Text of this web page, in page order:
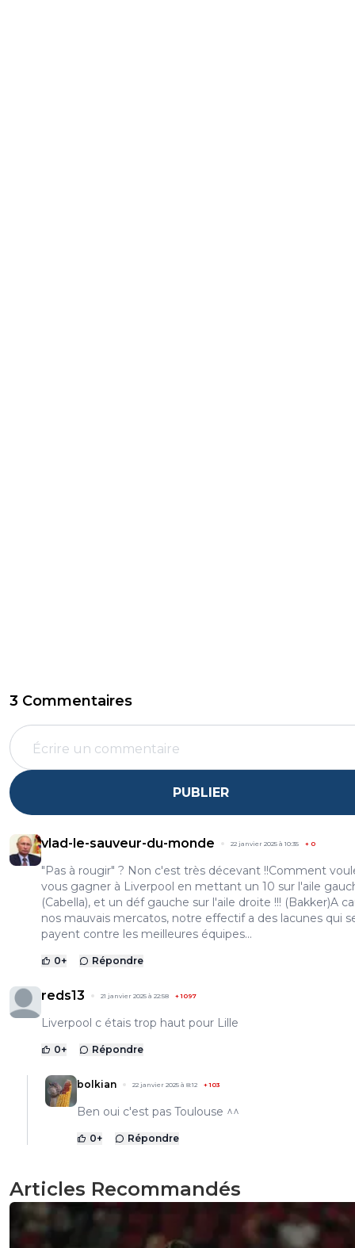
3 Commentaires
PUBLIER
vlad-le-sauveur-du-monde 22 janvier 2025 à 10:35 + 0
"Pas à rougir" ? Non c'est très décevant !!Comment
vous gagner à Liverpool en mettant un 10 sur l'aile
(Cabella), et un déf gauche sur l'aile droite !!! (Bakker)A
nos mauvais mercatos, notre effectif a des lacunes qui
payent contre les meilleures équipes...
0+ Répondre
reds13 21 janvier 2025 à 22:58 +1097
Liverpool c étais trop haut pour Lille
0+ Répondre
bolkian 22 janvier 2025 à 8:12 +103
Ben oui c'est pas Toulouse ^^
0+ Répondre
Articles Recommandés